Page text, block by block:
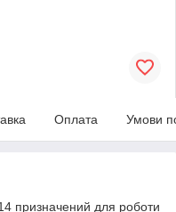
Оплата Умови
призначений для роботи